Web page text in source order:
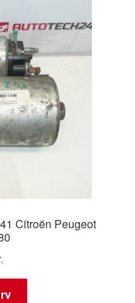
Citroën Peugeot